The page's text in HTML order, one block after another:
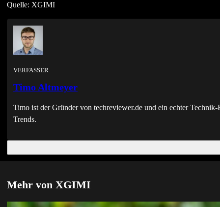
Quelle: XGIMI
VERFASSER
Timo Altmeyer
Timo ist der Gründer von techreviewer.de und ein echter
Trends.
Mehr von XGIMI